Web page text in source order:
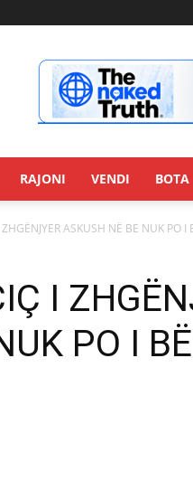
RAJONI VENDI BOTA
ASKUSH NË BE NUK PO I
I
PO I